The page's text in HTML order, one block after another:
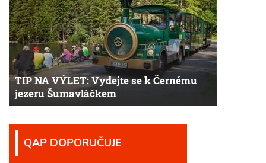
TIP NA VÝLET: Vydejte se k Černému
jezeru Šumavláčkem
QAP DOPORUČUJE